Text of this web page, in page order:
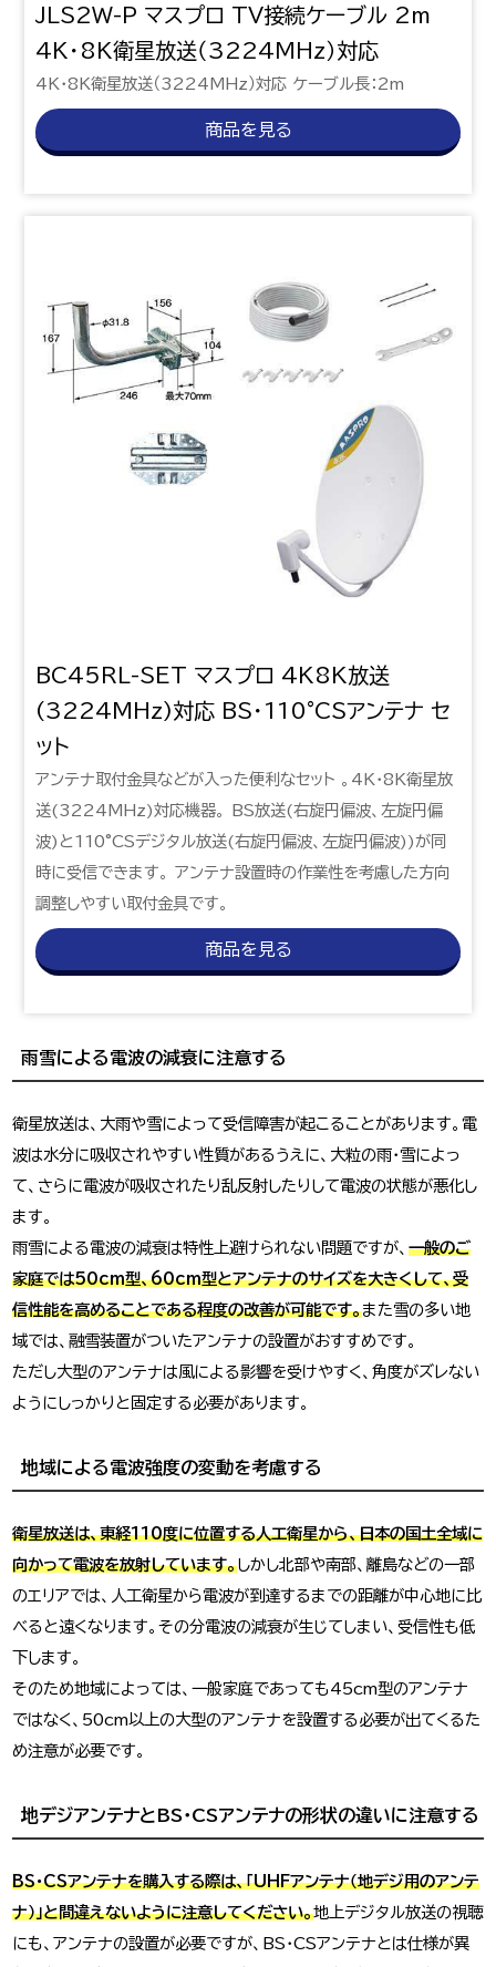
JLS2W-P マスプロ TV接続ケーブル 2m
4K・8K衛星放送（3224MHz）対応
4K・8K衛星放送（3224MHz）対応 ケーブル長：2m
商品を見る
BC45RL-SET マスプロ 4K8K放送
(3224MHz)対応 BS・110°CSアンテナ セ
ット
アンテナ取付金具などが入った便利なセット 。4K・8K衛星放
送(3224MHz)対応機器。 BS放送(右旋円偏波、左旋円偏
波)と110°CSデジタル放送(右旋円偏波、左旋円偏波))が同
時に受信できます。 アンテナ設置時の作業性を考慮した方向
調整しやすい取付金具です。
商品を見る
雨雪による電波の減衰に注意する
衛星放送は、大雨や雪によって受信障害が起こることがあります。電
波は水分に吸収されやすい性質があるうえに、大粒の雨・雪によっ
て、さらに電波が吸収されたり乱反射したりして電波の状態が悪化し
ます。
雨雪による電波の減衰は特性上避けられない問題ですが、一般のご
家庭では50cm型、60cm型とアンテナのサイズを大きくして、受
信性能を高めることである程度の改善が可能です。また雪の多い地
域では、融雪装置がついたアンテナの設置がおすすめです。
ただし大型のアンテナは風による影響を受けやすく、角度がズレない
ようにしっかりと固定する必要があります。
地域による電波強度の変動を考慮する
衛星放送は、東経110度に位置する人工衛星から、日本の国土全域に
向かって電波を放射しています。しかし北部や南部、離島などの一部
のエリアでは、人工衛星から電波が到達するまでの距離が中心地に比
べると遠くなります。その分電波の減衰が生じてしまい、受信性も低
下します。
そのため地域によっては、一般家庭であっても45cm型のアンテナ
ではなく、50cm以上の大型のアンテナを設置する必要が出てくるた
め注意が必要です。
地デジアンテナとBS・CSアンテナの形状の違いに注意する
BS・CSアンテナを購入する際は、「UHFアンテナ（地デジ用のアンテ
ナ）」と間違えないように注意してください。地上デジタル放送の視聴
にも、アンテナの設置が必要ですが、BS・CSアンテナとは仕様が異